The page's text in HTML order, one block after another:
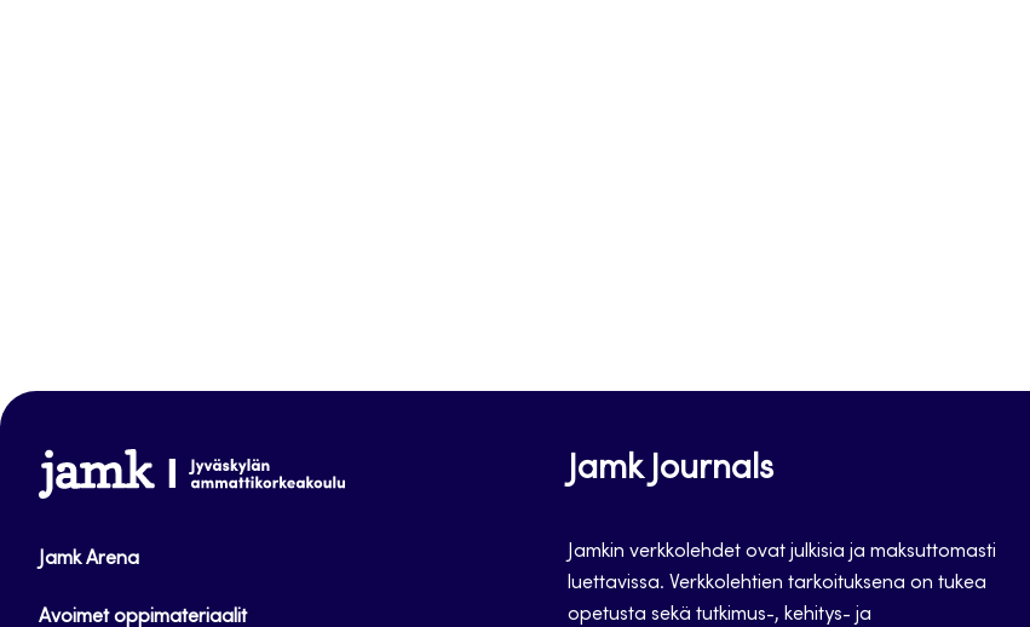
www.jamk.fi
Jamk Arena
Avoimet oppimateriaalit
Jamk Journals
Jamkin verkkolehdet ovat julkisia ja maksuttomasti
luettavissa. Verkkolehtien tarkoituksena on tukea
opetusta sekä tutkimus-, kehitys- ja